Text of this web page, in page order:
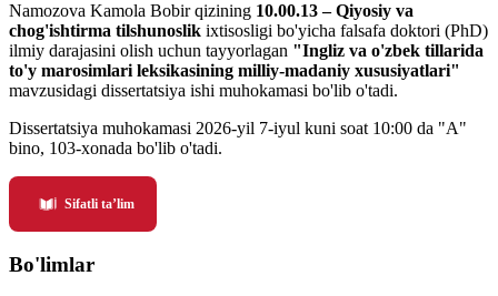
Namozova Kamola Bobir qizining 10.00.13 – Qiyosiy va
chog'ishtirma tilshunoslik ixtisosligi bo'yicha falsafa doktori (PhD)
ilmiy darajasini olish uchun tayyorlagan "Ingliz va o'zbek tillarida
to'y marosimlari leksikasining milliy-madaniy xususiyatlari"
mavzusidagi dissertatsiya ishi muhokamasi bo'lib o'tadi.
Dissertatsiya muhokamasi 2026-yil 7-iyul kuni soat 10:00 da "A"
bino, 103-xonada bo'lib o'tadi.
Sifatli ta’lim
Bo'limlar